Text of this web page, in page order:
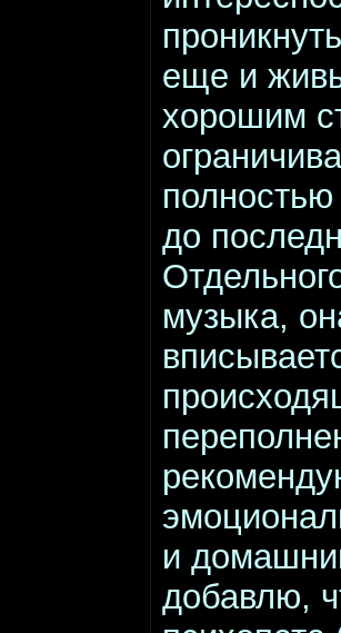
еще и
хорошим
до
музыка,
и
добавлю,